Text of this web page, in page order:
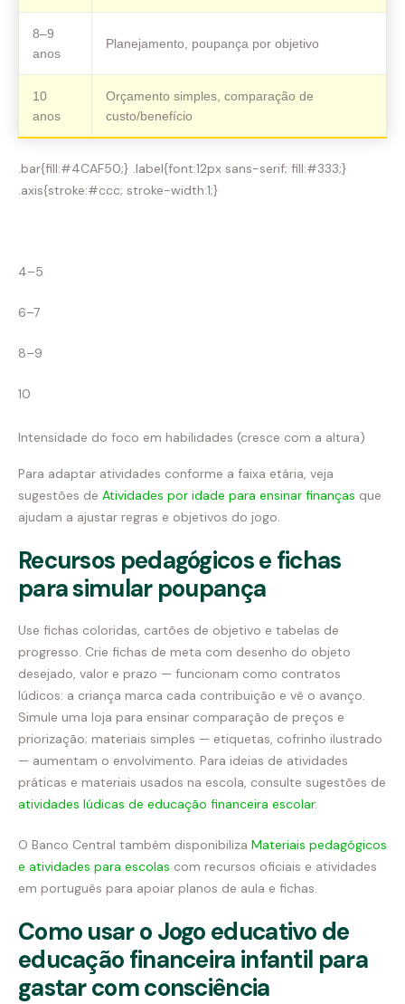
8–9
anos
Planejamento, poupança por objetivo
10
anos
Orçamento simples, comparação de
custo/benefício
.bar{fill:#4CAF50;} .label{font:12px sans-serif; fill:#333;}
.axis{stroke:#ccc; stroke-width:1;}
4–5
6–7
8–9
10
Intensidade do foco em habilidades (cresce com a altura)
Para adaptar atividades conforme a faixa etária, veja
sugestões de Atividades por idade para ensinar finanças que
ajudam a ajustar regras e objetivos do jogo.
Recursos pedagógicos e fichas
para simular poupança
Use fichas coloridas, cartões de objetivo e tabelas de
progresso. Crie fichas de meta com desenho do objeto
desejado, valor e prazo — funcionam como contratos
lúdicos: a criança marca cada contribuição e vê o avanço.
Simule uma loja para ensinar comparação de preços e
priorização; materiais simples — etiquetas, cofrinho ilustrado
— aumentam o envolvimento. Para ideias de atividades
práticas e materiais usados na escola, consulte sugestões de
atividades lúdicas de educação financeira escolar.
O Banco Central também disponibiliza Materiais pedagógicos
e atividades para escolas com recursos oficiais e atividades
em português para apoiar planos de aula e fichas.
Como usar o Jogo educativo de
educação financeira infantil para
gastar com consciência